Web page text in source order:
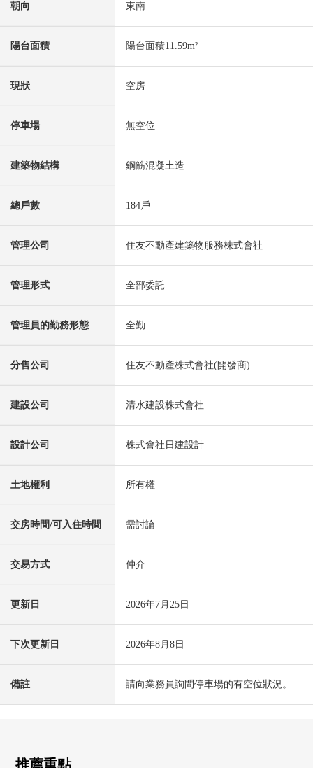
朝向 東南
陽台面積 陽台面積11.59m²
現狀 空房
停車場 無空位
建築物結構 鋼筋混凝土造
總戶數 184戶
管理公司 住友不動產建築物服務株式會社
管理形式 全部委託
管理員的勤務形態 全勤
分售公司 住友不動產株式會社(開發商)
建設公司 清水建設株式會社
設計公司 株式會社日建設計
土地權利 所有權
交房時間/可入住時間 需討論
交易方式 仲介
更新日 2026年7月25日
下次更新日 2026年8月8日
備註 請向業務員詢問停車場的有空位狀況。
推薦重點